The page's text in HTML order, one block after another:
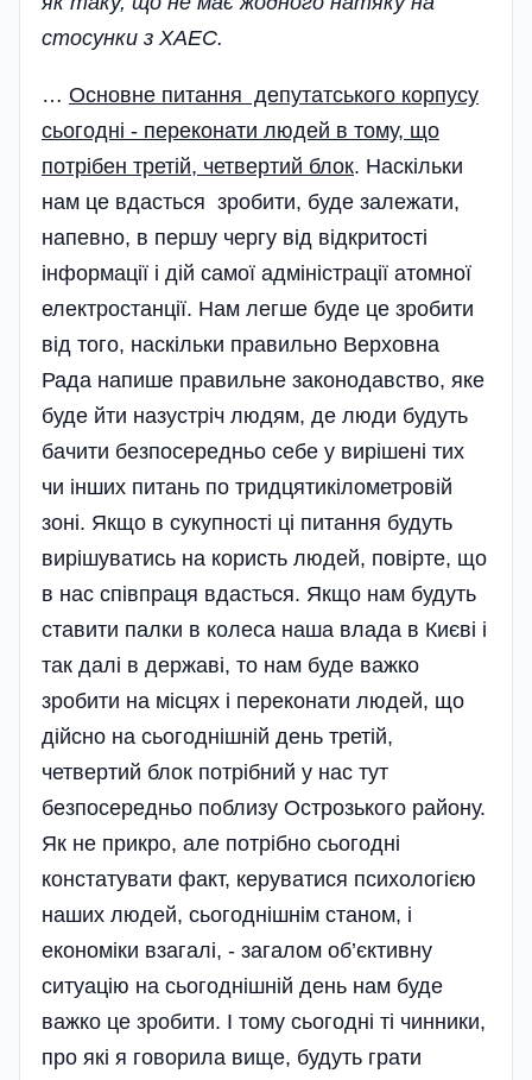
стосунки з ХАЕС.
… Основне питання депутатського корпусу
сьогодні - переконати людей в тому, що
потрібен третій, четвертий блок. Наскільки
нам це вдасться зробити, буде залежати,
напевно, в першу чергу від відкритості
інформації і дій самої адміністрації атомної
електростанції. Нам легше буде це зробити
від того, наскільки правильно Верховна
Рада напише правильне законодавство, яке
буде йти назустріч людям, де люди будуть
бачити безпосередньо себе у вирішені тих
чи інших питань по тридцятикілометровій
зоні. Якщо в сукупності ці питання будуть
вирішуватись на користь людей, повірте, що
в нас співпраця вдасться. Якщо нам будуть
ставити палки в колеса наша влада в Києві і
так далі в державі, то нам буде важко
зробити на місцях і переконати людей, що
дійсно на сьогоднішній день третій,
четвертий блок потрібний у нас тут
безпосередньо поблизу Острозького району.
Як не прикро, але потрібно сьогодні
констатувати факт, керуватися психологією
наших людей, сьогоднішнім станом, і
економіки взагалі, - загалом об’єк­тивну
ситуацію на сьогоднішній день нам буде
важко це зробити. І тому сьогодні ті чинники,
про які я говорила вище, будуть грати